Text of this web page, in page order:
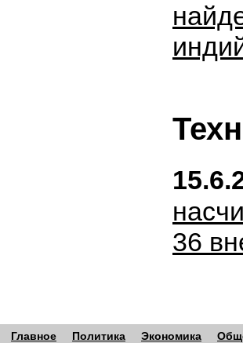
36
Главное Политика Экономика